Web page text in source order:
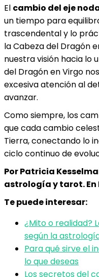
El cambio del eje
un tiempo para
trascendental y lo
la Cabeza del Dragón
nuestra visión hacia lo
del Dragón en Virgo
excesiva atención al
avanzar.
Como siempre, los
que cada cambio
Tierra, conectando lo
ciclo continuo de
Por Patricia
astrología y tarot.
Te puede interesar:
¿Mito o realidad?
según la
Para qué sirve el
lo que deseas
Los secretos del